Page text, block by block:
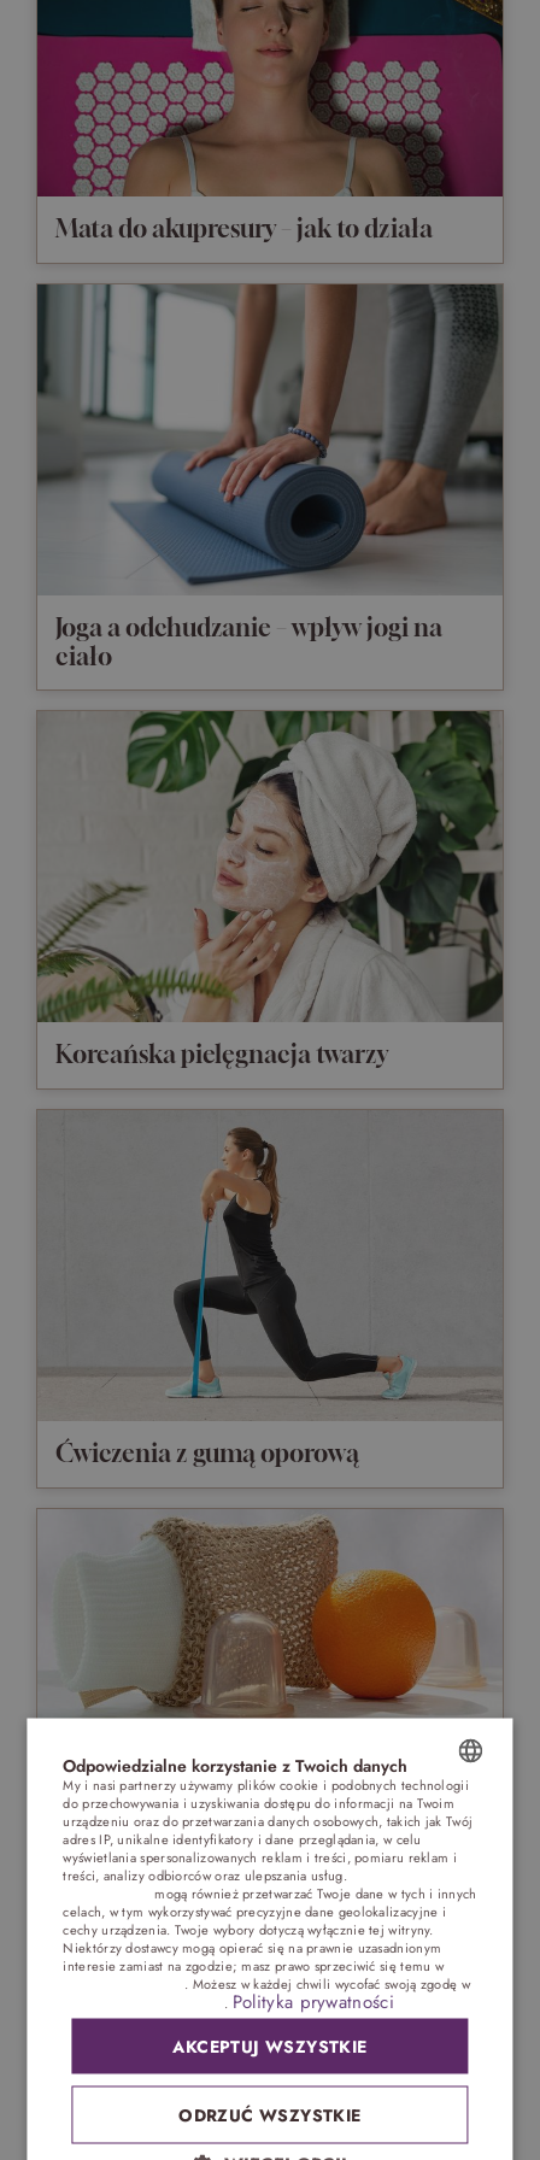
Mata do akupresury – jak to działa
Joga a odchudzanie – wpływ jogi na
ciało
Koreańska pielęgnacja twarzy
Ćwiczenia z gumą oporową
Bańka chińska na cellulit
POLISH
ENGLISH
GERMAN
CZECH
Odpowiedzialne korzystanie z Twoich danych
My i nasi partnerzy używamy plików cookie i podobnych technologii
do przechowywania i uzyskiwania dostępu do informacji na Twoim
urządzeniu oraz do przetwarzania danych osobowych, takich jak Twój
adres IP, unikalne identyfikatory i dane przeglądania, w celu
wyświetlania spersonalizowanych reklam i treści, pomiaru reklam i
treści, analizy odbiorców oraz ulepszania usług.
mogą również przetwarzać Twoje dane w tych i innych
celach, w tym wykorzystywać precyzyjne dane geolokalizacyjne i
cechy urządzenia. Twoje wybory dotyczą wyłącznie tej witryny.
Niektórzy dostawcy mogą opierać się na prawnie uzasadnionym
interesie zamiast na zgodzie; masz prawo sprzeciwić się temu w
. Możesz w każdej chwili wycofać swoją zgodę w
Polityka prywatności
AKCEPTUJ WSZYSTKIE
ODRZUĆ WSZYSTKIE